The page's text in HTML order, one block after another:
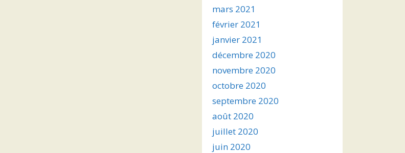
mars 2021
février 2021
janvier 2021
décembre 2020
novembre 2020
octobre 2020
septembre 2020
août 2020
juillet 2020
juin 2020